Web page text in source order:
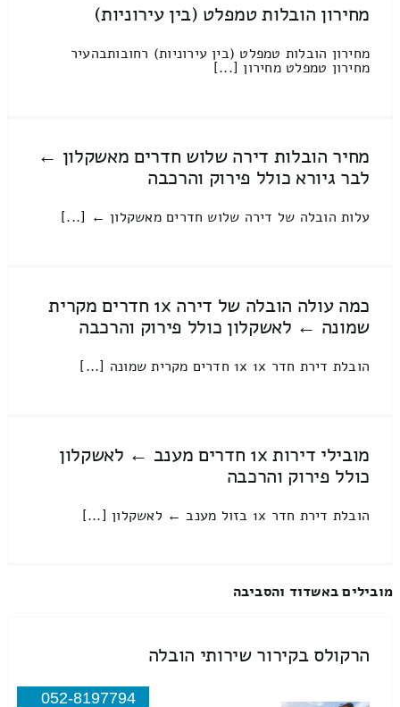
מחירון הובלות טמפלט (בין עירוניות)
מחירון הובלות טמפלט (בין עירוניות) רחובותבהעיר
מחירון טמפלט מחירון [...]
מחיר הובלות דירה שלוש חדרים מאשקלון ←
לבר גיורא כולל פירוק והרכבה
עלות הובלה של דירה שלוש חדרים מאשקלון ← [...]
כמה עולה הובלה של דירה 1x חדרים מקרית
שמונה ← לאשקלון כולל פירוק והרכבה
הובלת דירת חדר 1x 1x חדרים מקרית שמונה [...]
מובילי דירות 1x חדרים מענב ← לאשקלון
כולל פירוק והרכבה
הובלת דירת חדר 1x בזול מענב ← לאשקלון [...]
מובילים באשדוד והסביבה
הרקולס בקירור שירותי הובלה
052-8197794